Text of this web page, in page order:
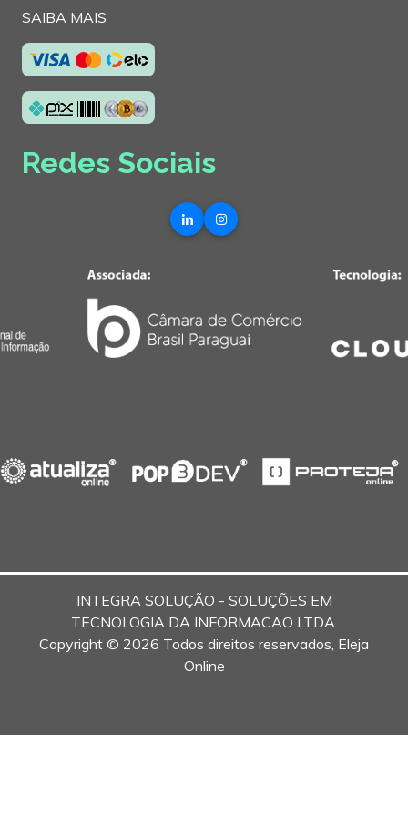
SAIBA MAIS
Redes Sociais
INTEGRA SOLUÇÃO - SOLUÇÕES EM
TECNOLOGIA DA INFORMACAO LTDA.
Copyright © 2026 Todos direitos reservados, Eleja
Online